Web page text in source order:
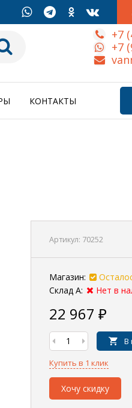
+7
+7
КОНТАКТЫ
Артикул: 70252
Магазин:
Склад А:
Нет в
22 967 ₽
В
Купить в 1 клик
Хочу скидку